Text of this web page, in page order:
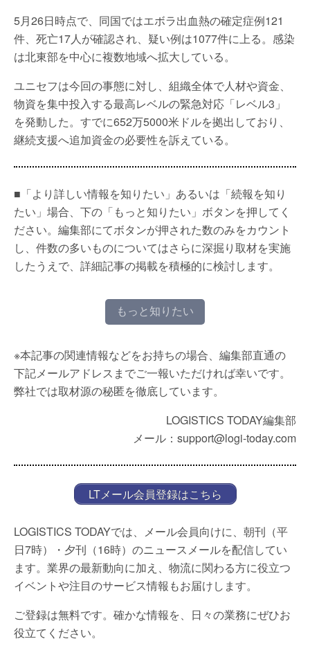
5月26日時点で、同国ではエボラ出血熱の確定症例121
件、死亡17人が確認され、疑い例は1077件に上る。感染
は北東部を中心に複数地域へ拡大している。
ユニセフは今回の事態に対し、組織全体で人材や資金、
物資を集中投入する最高レベルの緊急対応「レベル3」
を発動した。すでに652万5000米ドルを拠出しており、
継続支援へ追加資金の必要性を訴えている。
■「より詳しい情報を知りたい」あるいは「続報を知り
たい」場合、下の「もっと知りたい」ボタンを押してく
ださい。編集部にてボタンが押された数のみをカウント
し、件数の多いものについてはさらに深掘り取材を実施
したうえで、詳細記事の掲載を積極的に検討します。
もっと知りたい
※本記事の関連情報などをお持ちの場合、編集部直通の
下記メールアドレスまでご一報いただければ幸いです。
弊社では取材源の秘匿を徹底しています。
LOGISTICS TODAY編集部
メール：support@logi-today.com
LTメール会員登録はこちら
LOGISTICS TODAYでは、メール会員向けに、朝刊（平
日7時）・夕刊（16時）のニュースメールを配信してい
ます。業界の最新動向に加え、物流に関わる方に役立つ
イベントや注目のサービス情報もお届けします。
ご登録は無料です。確かな情報を、日々の業務にぜひお
役立てください。